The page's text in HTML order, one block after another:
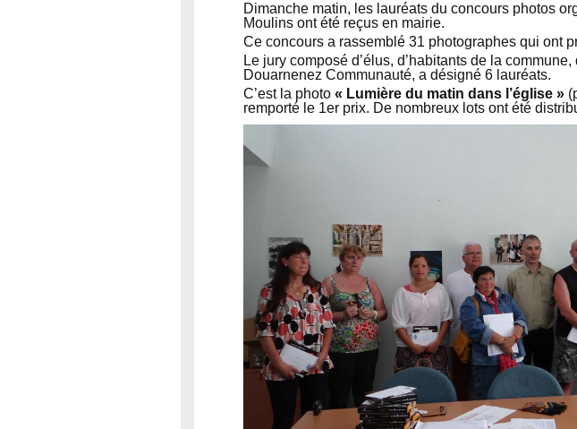
Dimanche matin, les lauréats du concours photos
Moulins ont été reçus en mairie.
Ce concours a rassemblé 31 photographes qui ont
Le jury composé d’élus, d’habitants de la
Douarnenez Communauté, a désigné 6 lauréats.
C’est la photo « Lumière du matin dans l’église »
remporté le 1er prix. De nombreux lots ont été